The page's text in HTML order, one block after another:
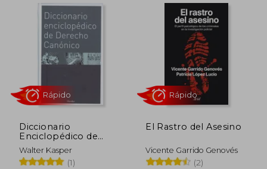
5% 5%
Diccionario
Enciclopédico de
Derecho Canónico
Walter Kasper
(1)
El Rastro del Asesino
Vicente Garrido Genovés
(2)